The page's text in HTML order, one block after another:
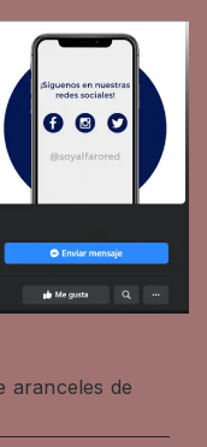
aranceles de